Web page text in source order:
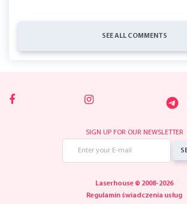
SEE ALL COMMENTS
SIGN UP FOR OUR NEWSLETTER
Laserhouse © 2008-2026
Regulamin świadczenia usług